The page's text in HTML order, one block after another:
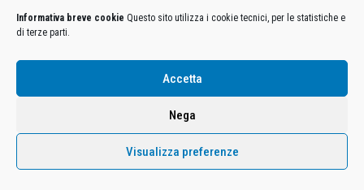
Informativa breve cookie Questo sito utilizza i cookie tecnici, per le statistiche e
di terze parti.
Accetta
Nega
Visualizza preferenze